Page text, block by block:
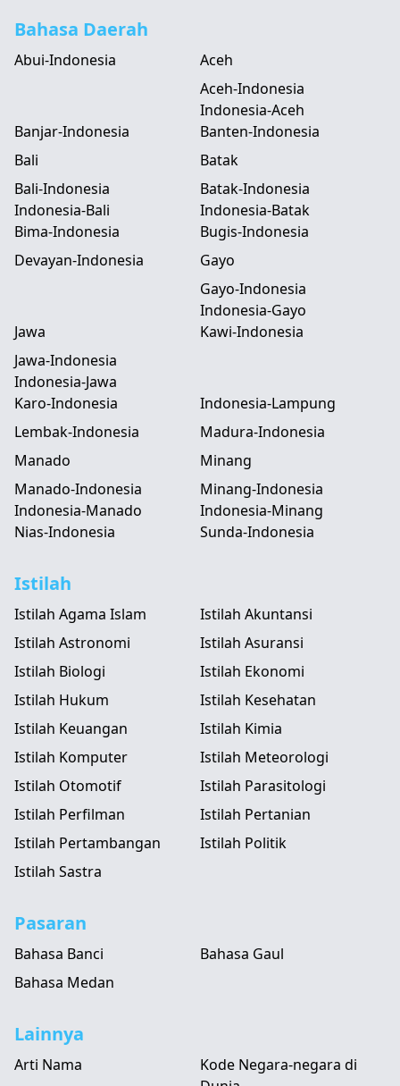
Bahasa Daerah
Abui-Indonesia
Aceh
Aceh-Indonesia
Indonesia-Aceh
Banjar-Indonesia
Banten-Indonesia
Bali
Bali-Indonesia
Indonesia-Bali
Batak
Batak-Indonesia
Indonesia-Batak
Bima-Indonesia
Bugis-Indonesia
Devayan-Indonesia
Gayo
Gayo-Indonesia
Indonesia-Gayo
Jawa
Jawa-Indonesia
Indonesia-Jawa
Kawi-Indonesia
Karo-Indonesia
Indonesia-Lampung
Lembak-Indonesia
Madura-Indonesia
Manado
Manado-Indonesia
Indonesia-Manado
Minang
Minang-Indonesia
Indonesia-Minang
Nias-Indonesia
Sunda-Indonesia
Istilah
Istilah Agama Islam
Istilah Akuntansi
Istilah Astronomi
Istilah Asuransi
Istilah Biologi
Istilah Ekonomi
Istilah Hukum
Istilah Kesehatan
Istilah Keuangan
Istilah Kimia
Istilah Komputer
Istilah Meteorologi
Istilah Otomotif
Istilah Parasitologi
Istilah Perfilman
Istilah Pertanian
Istilah Pertambangan
Istilah Politik
Istilah Sastra
Pasaran
Bahasa Banci
Bahasa Gaul
Bahasa Medan
Lainnya
Arti Nama
Kode Negara-negara di